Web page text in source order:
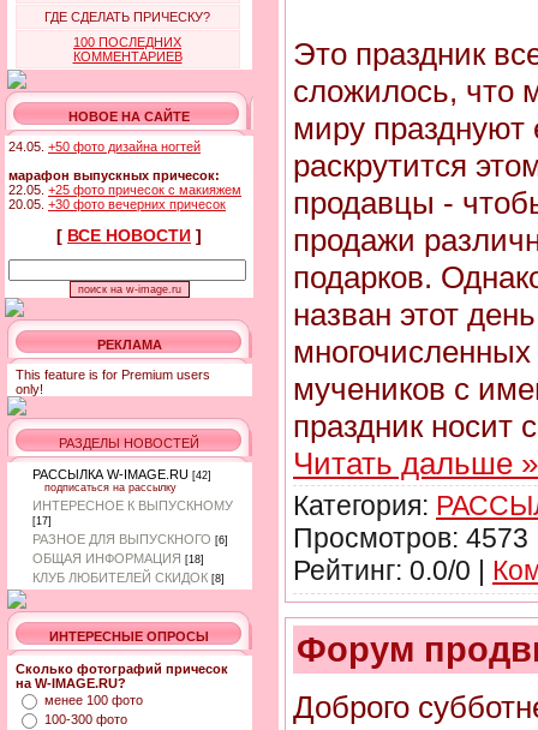
ГДЕ СДЕЛАТЬ ПРИЧЕСКУ?
100 ПОСЛЕДНИХ
КОММЕНТАРИЕВ
НОВОЕ НА САЙТЕ
24.05. +50 фото дизайна ногтей
марафон выпускных причесок:
22.05. +25 фото причесок с макияжем
20.05. +30 фото вечерних причесок
[ ВСЕ НОВОСТИ ]
РЕКЛАМА
This feature is for Premium users
only!
РАЗДЕЛЫ НОВОСТЕЙ
РАССЫЛКА W-IMAGE.RU [42]
подписаться на рассылку
ИНТЕРЕСНОЕ К ВЫПУСКНОМУ
[17]
РАЗНОЕ ДЛЯ ВЫПУСКНОГО [6]
ОБЩАЯ ИНФОРМАЦИЯ [18]
КЛУБ ЛЮБИТЕЛЕЙ СКИДОК [8]
ИНТЕРЕСНЫЕ ОПРОСЫ
Сколько фотографий причесок
на W-IMAGE.RU?
менее 100 фото
100-300 фото
Это праздник
сложилось, что
миру празднуют
раскрутится
продавцы -
продажи
подарков.
назван этот
мучеников с
праздник носит
Читать дальше »
Категория:
Просмотров:
Рейтинг: 0.0/0 |
Форум
Доброго